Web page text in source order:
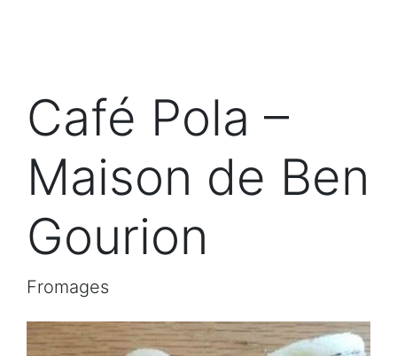
Café Pola –
Maison de Ben
Gourion
Fromages